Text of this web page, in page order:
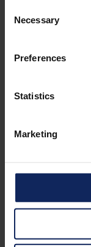
Selection
Necessary
Preferences
Statistics
Marketing
Najít
Výběrem
kontaktní